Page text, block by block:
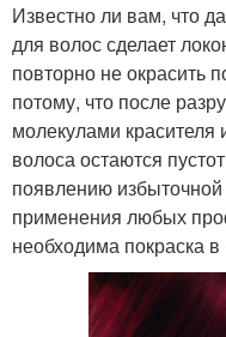
Известно ли вам, что
для волос сделает
повторно не окрасить
потому, что после
молекулами
волоса остаются
появлению
применения любых
необходима покраска